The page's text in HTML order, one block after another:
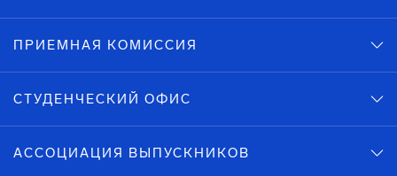
ПРИЕМНАЯ КОМИССИЯ
СТУДЕНЧЕСКИЙ ОФИС
АССОЦИАЦИЯ ВЫПУСКНИКОВ